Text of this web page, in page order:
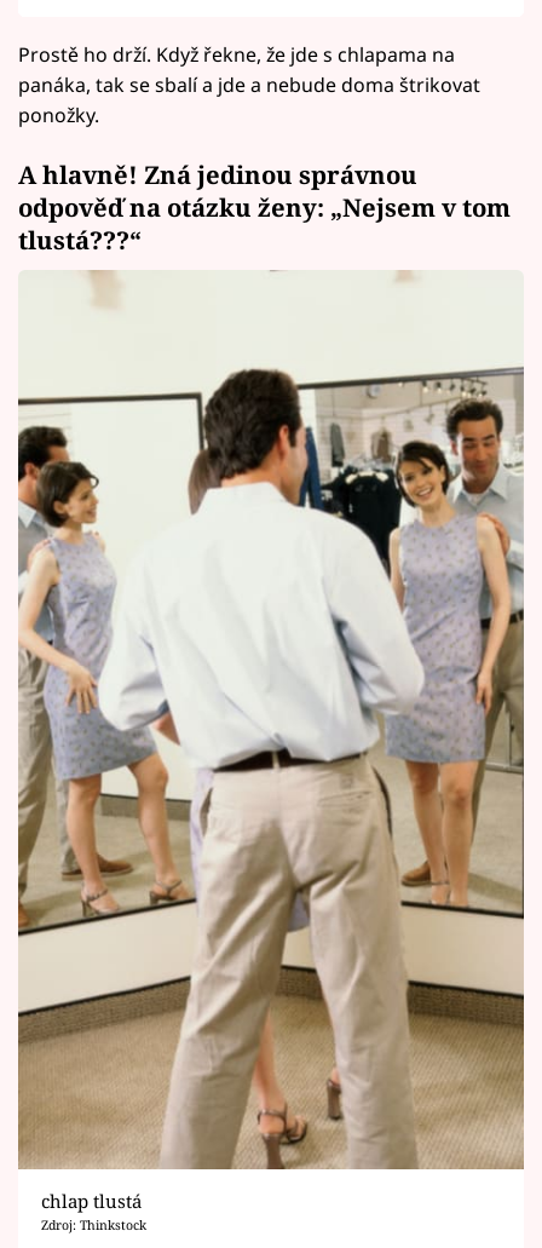
Prostě ho drží. Když řekne, že jde s chlapama na
panáka, tak se sbalí a jde a nebude doma štrikovat
ponožky.
A hlavně! Zná jedinou správnou
odpověď na otázku ženy: „Nejsem v tom
tlustá???“
chlap tlustá
Zdroj: Thinkstock